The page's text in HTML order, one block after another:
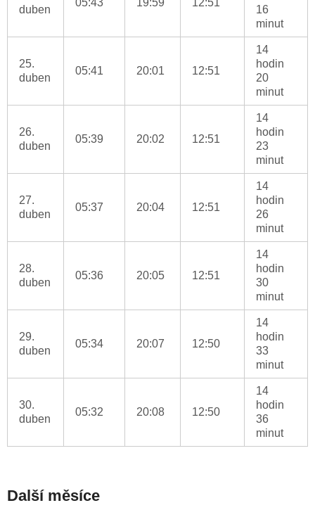
duben
05:43 19:59 12:51
16
minut
25.
duben
05:41 20:01 12:51
14
hodin
20
minut
26.
duben
05:39 20:02 12:51
14
hodin
23
minut
27.
duben
05:37 20:04 12:51
14
hodin
26
minut
28.
duben
05:36 20:05 12:51
14
hodin
30
minut
29.
duben
05:34 20:07 12:50
14
hodin
33
minut
30.
duben
05:32 20:08 12:50
14
hodin
36
minut
Další měsíce